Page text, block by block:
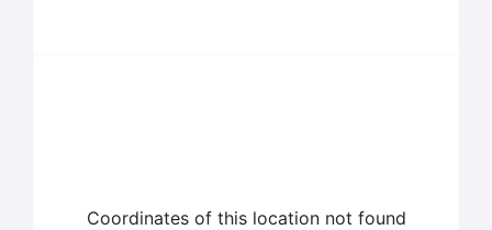
Coordinates of this location not found